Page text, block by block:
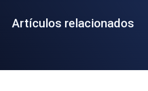
Artículos relacionados